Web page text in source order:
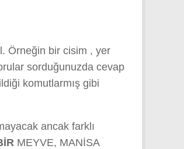
Örneğin bir cisim , yer
sorduğunuzda cevap
komutlarmış gibi
ancak farklı
MEYVE, MANİSA